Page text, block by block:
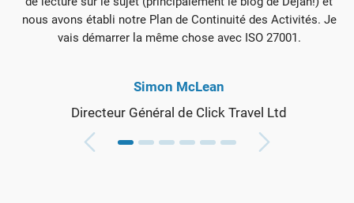
nous avons établi notre Plan de Continuité des Activités. Je
vais démarrer la même chose avec ISO 27001.
Simon McLean
Directeur Général de Click Travel Ltd